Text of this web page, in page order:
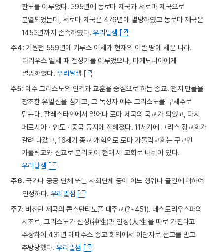
판도를 이루었다. 395년에 동로마 제국과 서로마 제국으로
분열되었는데, 서로마 제국은 476년에 멸망하였고 동로마 제국은
1453년까지 존속하였다.우리말샘
주4: 기원전 559년에 키루스 이세가 현재의 이란 땅에 세운 나라.
다리우스 일세 때 전성기를 이루었으나, 마케도니아에게
멸망하였다.우리말샘
주5: 예수 그리스도의 인격과 교훈을 중심으로 하는 종교. 천지 만물을
창조한 유일신을 섬기고, 그 독생자 예수 그리스도를 구세주로
믿는다. 팔레스타인에서 일어나 로마 제국의 국교가 되었고, 다시
페르시아ㆍ인도ㆍ중국 등지에 전해졌다. 11세기에 그리스 정교회가
갈려 나갔고, 16세기 종교 개혁으로 로마 가톨릭교회는 구교인
가톨릭교와 신교로 분리되어 현재 세 교회로 나뉘어 있다.
우리말샘
주6: 국가나 공공 단체 또는 사회단체 등이 어느 행위나 물건에 대하여
인정하다. 우리말샘
주7: 비잔틴 제국의 콘스탄티노플 대주교(?~451). 네스토리우스파의
시조로, 그리스도가 신성(神性)과 인성(人性)을 따로 가진다고
주장하여 431년 에페수스 종교 회의에서 이단자로 선고를 받고
추방당했다.우리말샘